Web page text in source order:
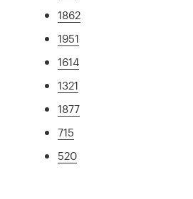
1862
1951
1614
1321
1877
715
520